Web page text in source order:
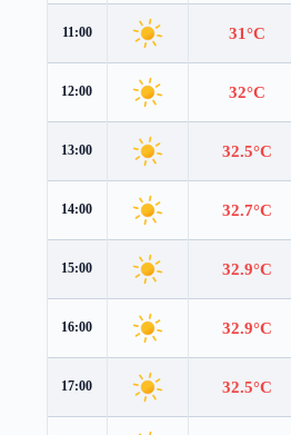
11:00 31°C
12:00 32°C
13:00 32.5°C
14:00 32.7°C
15:00 32.9°C
16:00 32.9°C
17:00 32.5°C